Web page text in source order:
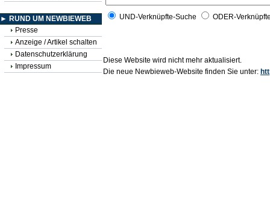
► RUND UM NEWBIEWEB
Presse
Anzeige / Artikel schalten
Datenschutzerklärung
Impressum
UND-Verknüpfte-Suche ODER-
Diese Website wird nicht mehr aktualisiert.
Die neue Newbieweb-Website finden Sie unter: